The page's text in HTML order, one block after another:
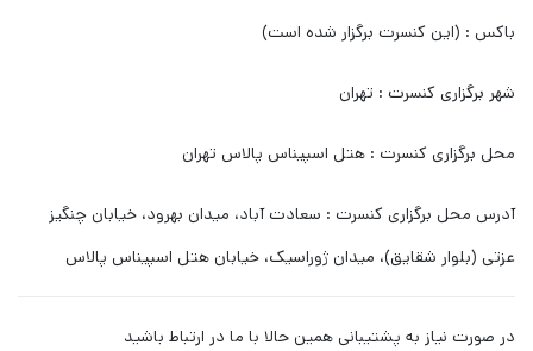
باکس : (این کنسرت برگزار شده است)
شهر برگزاری کنسرت : تهران
محل برگزاری کنسرت : هتل اسپیناس پالاس تهران
آدرس محل برگزاری کنسرت : سعادت آباد، میدان بهرود، خیابان چنگیز
عزتی (بلوار شقایق)، میدان ژوراسیک، خیابان هتل اسپیناس پالاس
در صورت نیاز به پشتیبانی همین حالا با ما در ارتباط باشید